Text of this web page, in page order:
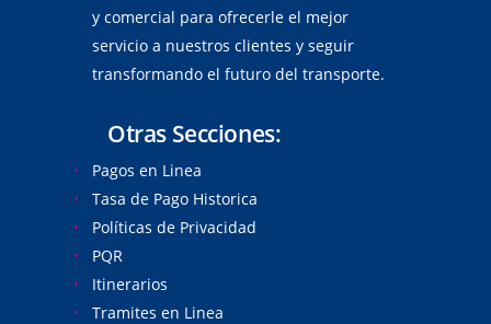
y comercial para ofrecerle el mejor
servicio a nuestros clientes y seguir
transformando el futuro del transporte.
Otras Secciones:
Pagos en Linea
Tasa de Pago Historica
Políticas de Privacidad
PQR
Itinerarios
Tramites en Linea